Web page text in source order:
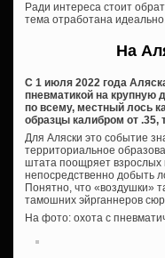
Ради интереса стоит
тема отработана
На
С 1 июля 2022 года
пневматикой на крупную
по всему, местный лось
образцы калибром от .35,
Для Аляски это событие
территориальное
штата поощряет взрослых
непосредственно добыть
Понятно, что «воздушки»
тамошних эйрганнеров
На фото: охота с